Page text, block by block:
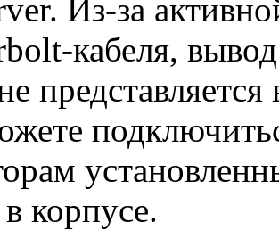
Из-за
кабеля,
корпусе.